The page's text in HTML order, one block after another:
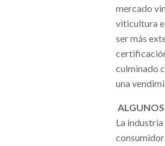
mercado
viticultura
ser más
culminado
una
La